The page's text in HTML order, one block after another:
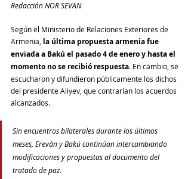
Redacción NOR SEVAN
Según el Ministerio de Relaciones Exteriores de
Armenia, la última propuesta armenia fue
enviada a Bakú el pasado 4 de enero y hasta el
momento no se recibió respuesta. En cambio, se
escucharon y difundieron públicamente los dichos
del presidente Aliyev, que contrarían los acuerdos
alcanzados.
Sin encuentros bilaterales durante los últimos
meses, Ereván y Bakú continúan intercambiando
modificaciones y propuestas al documento del
tratado de paz.